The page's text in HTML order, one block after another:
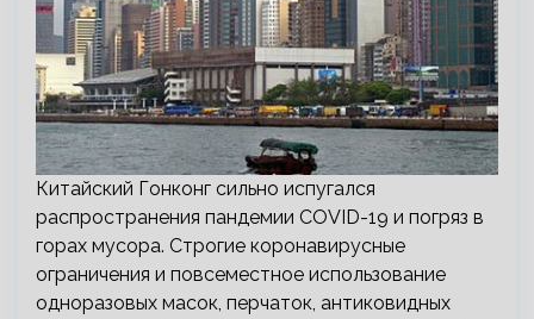
Китайский Гонконг сильно испугался
распространения пандемии COVID-19 и погряз в
горах мусора. Строгие коронавирусные
ограничения и повсеместное использование
одноразовых масок, перчаток, антиковидных